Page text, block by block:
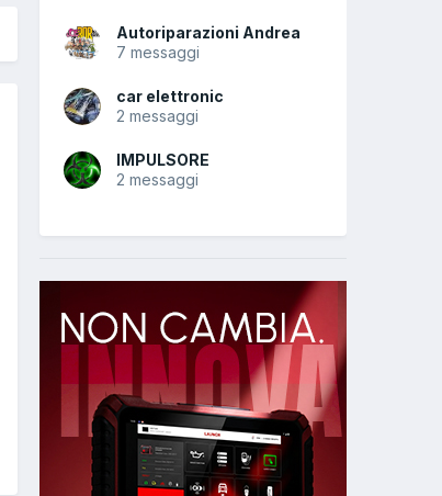
Autoriparazioni Andrea
7 messaggi
car elettronic
2 messaggi
IMPULSORE
2 messaggi